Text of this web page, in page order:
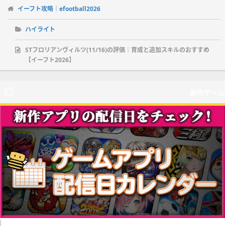
イーフト攻略｜efootball2026
ハイライト
STフロリアンヴィルツ(11/16)の評価｜育成と追加スキルのおすすめ
【イーフト2026】